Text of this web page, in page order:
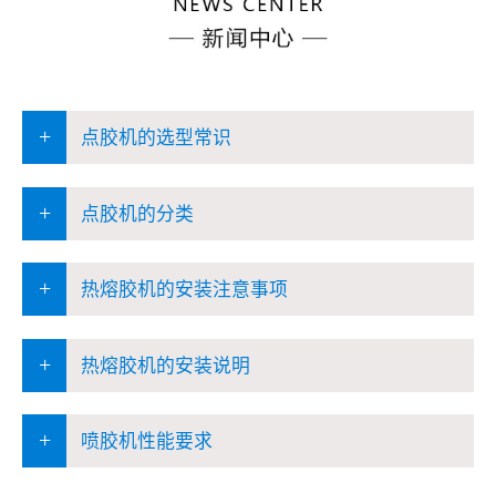
+ 点胶机的选型常识
+ 点胶机的分类
+ 热熔胶机的安装注意事项
+ 热熔胶机的安装说明
+ 喷胶机性能要求